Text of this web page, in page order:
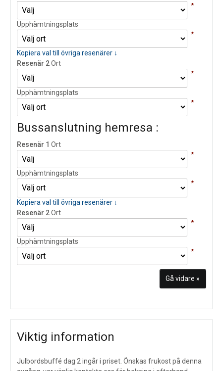
*
Upphämtningsplats
*
Kopiera val till övriga resenärer ↓
Resenär 2Ort
*
Upphämtningsplats
*
Bussanslutning hemresa :
Resenär 1 Ort
*
Upphämtningsplats
*
Kopiera val till övriga resenärer ↓
Resenär 2Ort
*
Upphämtningsplats
*
Viktig information
Julbordsbuffé dag 2 ingår i priset. Önskas frukost på denna